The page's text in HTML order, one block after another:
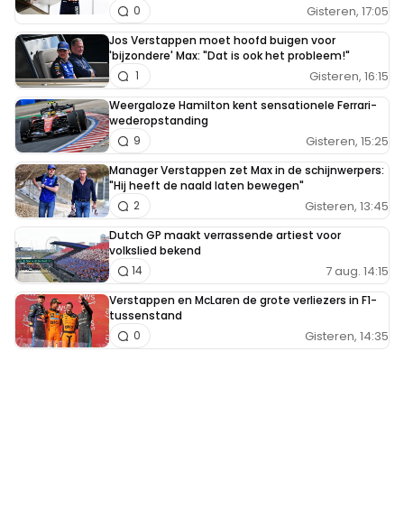
Gisteren, 17:05
0
Jos Verstappen moet hoofd buigen voor
'bijzondere' Max: "Dat is ook het probleem!"
Gisteren, 16:15
1
Weergaloze Hamilton kent sensationele Ferrari-
wederopstanding
Gisteren, 15:25
9
Manager Verstappen zet Max in de schijnwerpers:
"Hij heeft de naald laten bewegen"
Gisteren, 13:45
2
Dutch GP maakt verrassende artiest voor
volkslied bekend
7 aug. 14:15
14
Verstappen en McLaren de grote verliezers in F1-
tussenstand
Gisteren, 14:35
0